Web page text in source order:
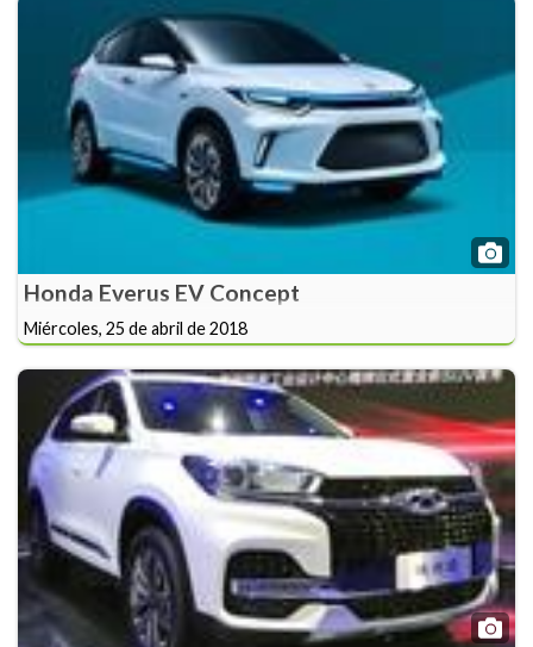
Honda Everus EV Concept
Miércoles, 25 de abril de 2018